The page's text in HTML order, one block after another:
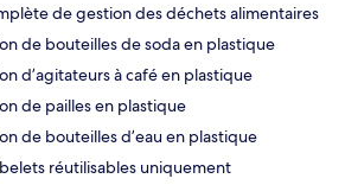
de gestion des déchets alimentaires
de bouteilles de soda en plastique
d’agitateurs à café en plastique
de pailles en plastique
de bouteilles d’eau en plastique
réutilisables uniquement